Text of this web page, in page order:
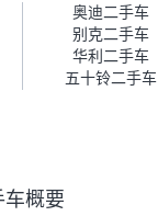
交接人员说
我的面再做
排了师傅，
。体验下来
个人车好一
台手里。”
奥迪二手车
别克二手车
华利二手车
五十铃二手车
车概要